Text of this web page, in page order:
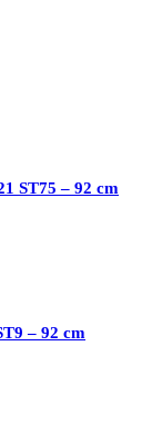
ST75 – 92 cm
– 92 cm